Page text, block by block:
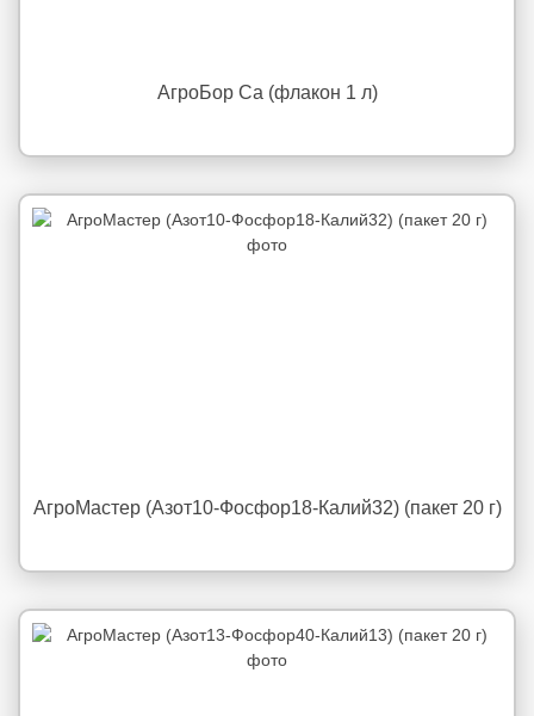
АгроБор Ca (флакон 1 л)
АгроМастер (Азот10-Фосфор18-Калий32) (пакет 20 г)